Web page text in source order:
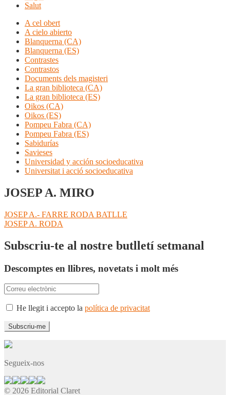
Salut
A cel obert
A cielo abierto
Blanquerna (CA)
Blanquerna (ES)
Contrastes
Contrastos
Documents dels magisteri
La gran biblioteca (CA)
La gran biblioteca (ES)
Oikos (CA)
Oikos (ES)
Pompeu Fabra (CA)
Pompeu Fabra (ES)
Sabidurías
Savieses
Universidad y acción socioeducativa
Universitat i acció socioeducativa
JOSEP A. MIRO
Navegació
d'entrades
Entrada
anterior:
JOSEP A.- FARRE RODA BATLLE
Pròxima
JOSEP A. RODA
Subscriu-te al nostre butlletí setmanal
Descomptes en llibres, novetats i molt més
He llegit i accepto la política de privacitat
Segueix-nos
© 2026 Editorial Claret